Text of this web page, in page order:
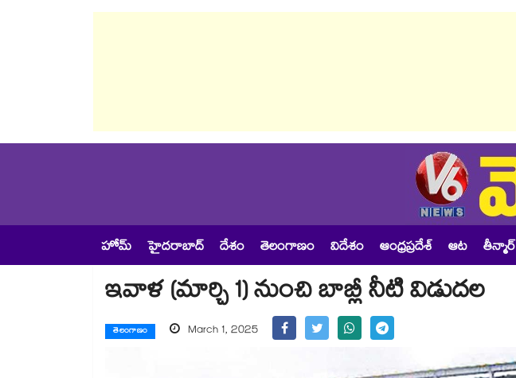
హోమ్ హైదరాబాద్ దేశం తెలంగాణం విదేశం ఆంధ్రప్రదేశ్ ఆట తీన్మార్
ఇవాళ (మార్చి 1) నుంచి బాబ్లీ నీటి విడుదల
తెలంగాణం March 1, 2025